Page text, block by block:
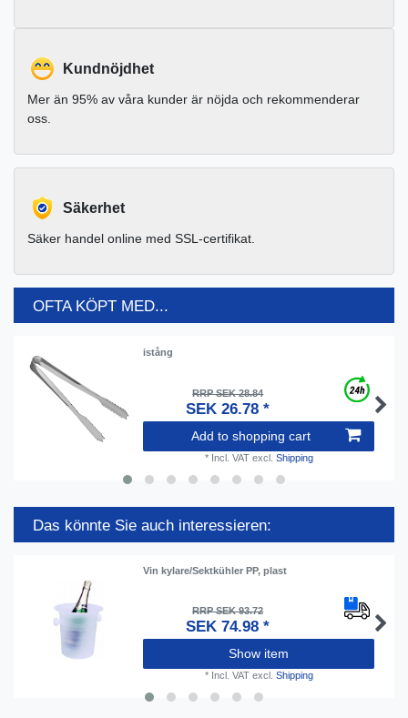
Kundnöjdhet
Mer än 95% av våra kunder är nöjda och rekommenderar
oss.
Säkerhet
Säker handel online med SSL-certifikat.
OFTA KÖPT MED...
istång
RRP SEK 28.84
SEK 26.78 *
Add to shopping cart
* Incl. VATexcl. Shipping
Das könnte Sie auch interessieren:
Vin kylare/Sektkühler PP, plast
RRP SEK 93.72
SEK 74.98 *
Show item
* Incl. VATexcl. Shipping